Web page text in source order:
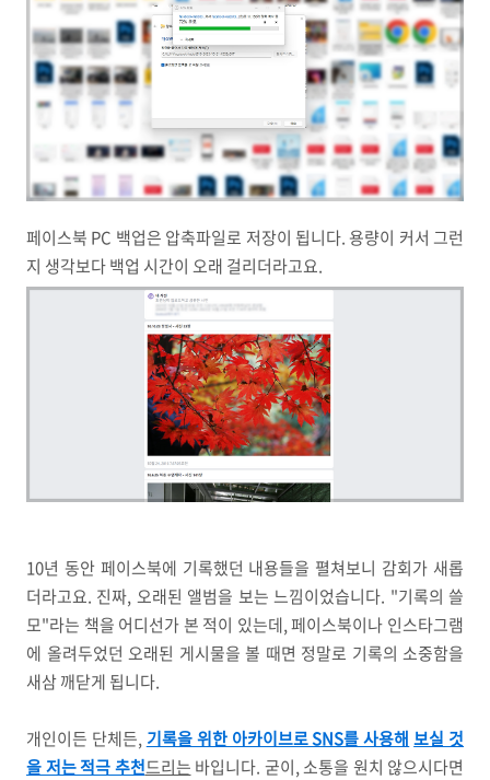
페이스북 PC 백업은 압축파일로 저장이 됩니다. 용량이 커서 그런
지 생각보다 백업 시간이 오래 걸리더라고요.
10년 동안 페이스북에 기록했던 내용들을 펼쳐보니 감회가 새롭
더라고요. 진짜, 오래된 앨범을 보는 느낌이었습니다. "기록의 쓸
모"라는 책을 어디선가 본 적이 있는데, 페이스북이나 인스타그램
에 올려두었던 오래된 게시물을 볼 때면 정말로 기록의 소중함을
새삼 깨닫게 됩니다.
개인이든 단체든, 기록을 위한 아카이브로 SNS를 사용해 보실 것
을 저는 적극 추천드리는 바입니다. 굳이, 소통을 원치 않으시다면